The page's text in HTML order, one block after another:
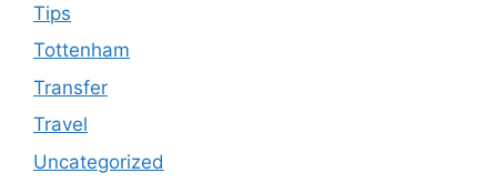
Tips
Tottenham
Transfer
Travel
Uncategorized